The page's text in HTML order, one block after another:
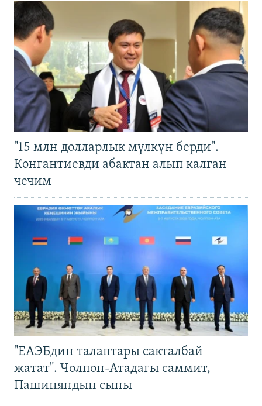
"15 млн долларлык мүлкүн берди".
Конгантиевди абактан алып калган
чечим
"ЕАЭБдин талаптары сакталбай
жатат". Чолпон-Атадагы саммит,
Пашиняндын сыны